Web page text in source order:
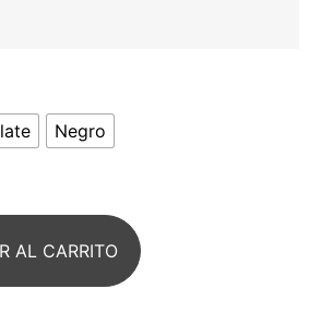
Negro
AL CARRITO